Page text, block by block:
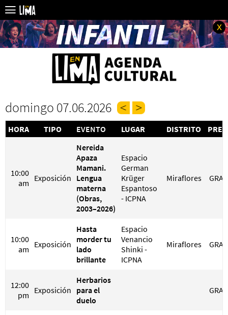
x
domingo 07.06.2026
HORA TIPO EVENTO LUGAR DISTRITO
10:00
am Exposición
Nereida
Apaza
Mamani.
Lengua
materna
(Obras,
2003–2026)
Espacio
German
Krüger
Espantoso
- ICPNA
Miraflores
10:00
am Exposición
Hasta
morder tu
lado
brillante
Espacio
Venancio
Shinki -
ICPNA
Miraflores
12:00
pm Exposición
Herbarios
para el
duelo